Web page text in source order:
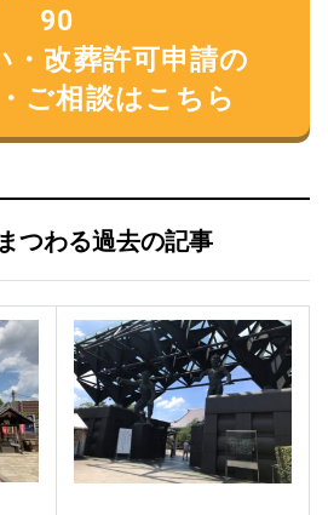
90
・改葬許可申請の
ご相談はこちら
つわる過去の記事